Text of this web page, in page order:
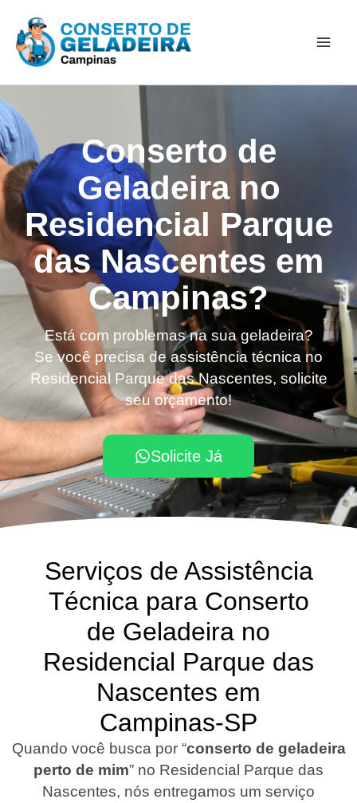
para
Conserto de
Geladeira no
Residencial Parque
das Nascentes em
Campinas?
Está com problemas na sua geladeira?
Se você precisa de assistência técnica no
Residencial Parque das Nascentes, solicite
seu orçamento!
Solicite Já
Serviços de Assistência
Técnica para Conserto
de Geladeira no
Residencial Parque das
Nascentes em
Campinas-SP
Quando você busca por “conserto de geladeira
perto de mim” no Residencial Parque das
Nascentes, nós entregamos um serviço